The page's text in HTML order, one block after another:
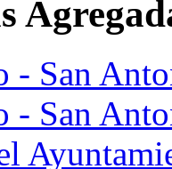
- San
- San